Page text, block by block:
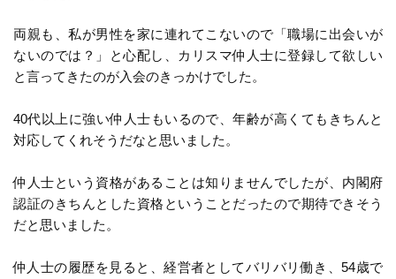
両親も、私が男性を家に連れてこないので「職場に出会いが
ないのでは？」と心配し、カリスマ仲人士に登録して欲しい
と言ってきたのが入会のきっかけでした。
40代以上に強い仲人士もいるので、年齢が高くてもきちんと
対応してくれそうだなと思いました。
仲人士という資格があることは知りませんでしたが、内閣府
認証のきちんとした資格ということだったので期待できそう
だと思いました。
仲人士の履歴を見ると、経営者としてバリバリ働き、54歳で